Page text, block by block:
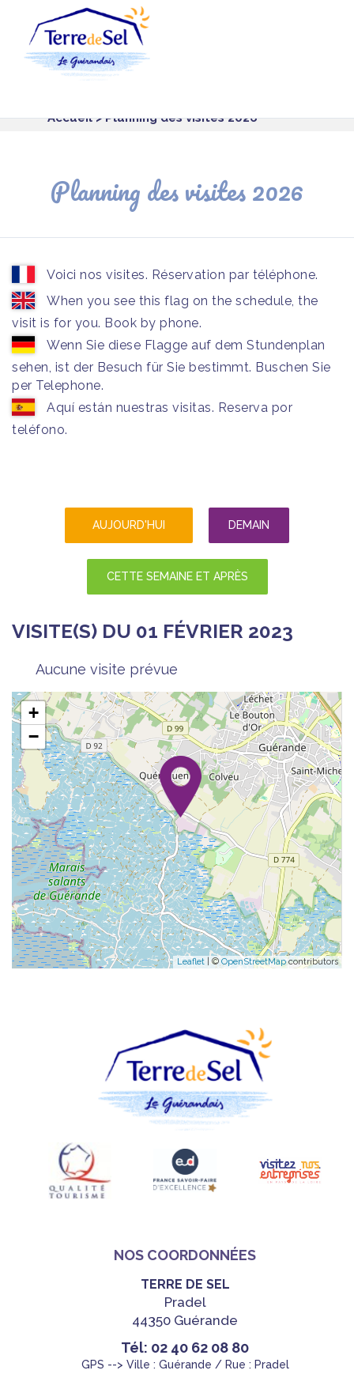
Accueil> Planning des visites 2026
Planning des visites 2026
Voici nos visites. Réservation par téléphone.
When you see this flag on the schedule, the
visit is for you. Book by phone.
Wenn Sie diese Flagge auf dem Stundenplan
sehen, ist der Besuch für Sie bestimmt. Buschen Sie
per Telephone.
Aquí están nuestras visitas. Reserva por
teléfono.
AUJOURD'HUI DEMAIN
CETTE SEMAINE ET APRÈS
VISITE(S) DU 01 FÉVRIER 2023
Aucune visite prévue
+
−
Leaflet | © OpenStreetMapcontributors
NOS COORDONNÉES
TERRE DE SEL
Pradel
44350 Guérande
Tél: 02 40 62 08 80
GPS --> Ville : Guérande / Rue : Pradel
Panneau de gestion des cookies